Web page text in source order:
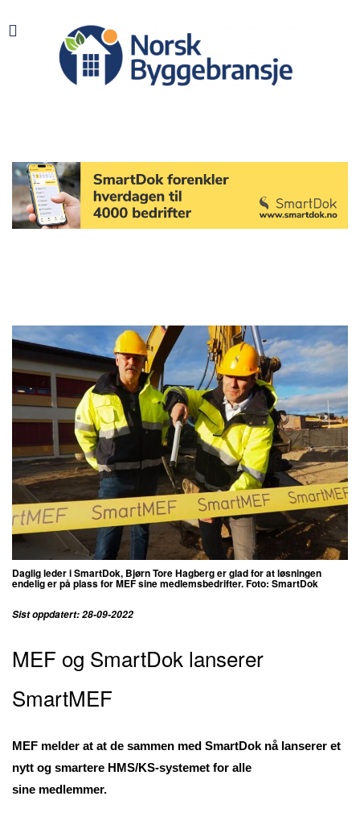
Daglig leder i SmartDok, Bjørn Tore Hagberg er glad for at løsningen
endelig er på plass for MEF sine medlemsbedrifter. Foto: SmartDok
Sist oppdatert: 28-09-2022
MEF og SmartDok lanserer
SmartMEF
MEF melder at at de sammen med SmartDok nå lanserer et
nytt og smartere HMS/KS-systemet for alle
sine medlemmer.